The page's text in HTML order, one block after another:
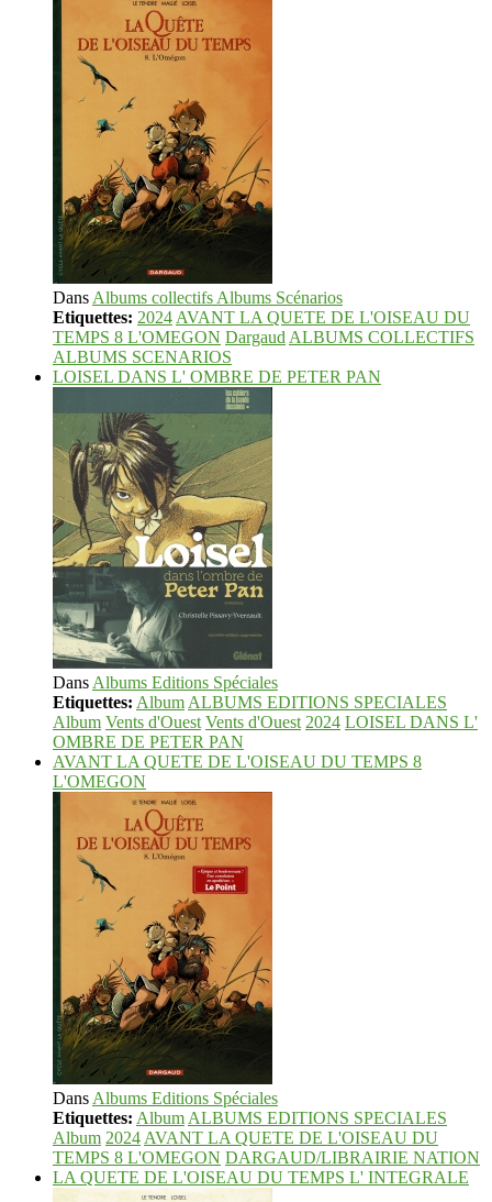
Dans Albums collectifs Albums Scénarios
Etiquettes: 2024 AVANT LA QUETE DE L'OISEAU DU
TEMPS 8 L'OMEGON Dargaud ALBUMS COLLECTIFS
ALBUMS SCENARIOS
LOISEL DANS L' OMBRE DE PETER PAN
Dans Albums Editions Spéciales
Etiquettes: Album ALBUMS EDITIONS SPECIALES
Album Vents d'Ouest Vents d'Ouest 2024 LOISEL DANS L'
OMBRE DE PETER PAN
AVANT LA QUETE DE L'OISEAU DU TEMPS 8
L'OMEGON
Dans Albums Editions Spéciales
Etiquettes: Album ALBUMS EDITIONS SPECIALES
Album 2024 AVANT LA QUETE DE L'OISEAU DU
TEMPS 8 L'OMEGON DARGAUD/LIBRAIRIE NATION
LA QUETE DE L'OISEAU DU TEMPS L' INTEGRALE